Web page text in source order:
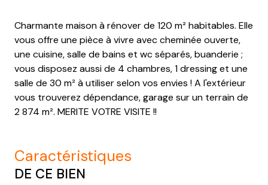
Charmante maison à rénover de 120 m² habitables. Elle
vous offre une pièce à vivre avec cheminée ouverte,
une cuisine, salle de bains et wc séparés, buanderie ;
vous disposez aussi de 4 chambres, 1 dressing et une
salle de 30 m² à utiliser selon vos envies ! A l'extérieur
vous trouverez dépendance, garage sur un terrain de
2 874 m². MERITE VOTRE VISITE !!
caractéristiques
DE CE BIEN